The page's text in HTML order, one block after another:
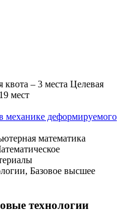
квота – 3 места Целевая
мест
механике деформируемого
математика
Базовое высшее
технологии